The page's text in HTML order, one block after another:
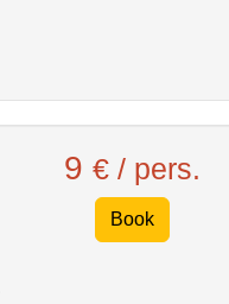
9€ / pers.
Book